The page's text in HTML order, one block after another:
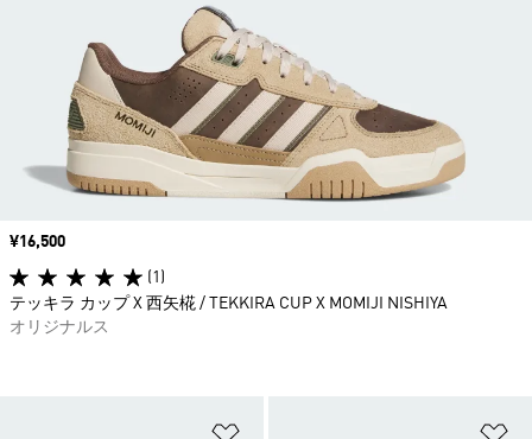
価格
¥16,500
(1)
テッキラ カップ X 西矢椛 / TEKKIRA CUP X MOMIJI NISHIYA
オリジナルス